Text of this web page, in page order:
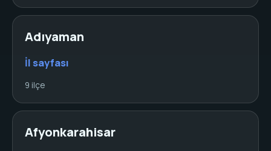
Adıyaman
İl sayfası
9 ilçe
Afyonkarahisar